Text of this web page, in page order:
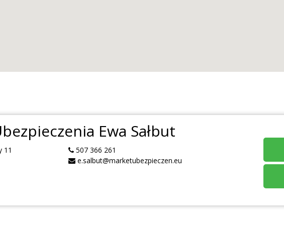
Ewa Sałbut
11
507 366 261
e.salbut@marketubezpieczen.eu